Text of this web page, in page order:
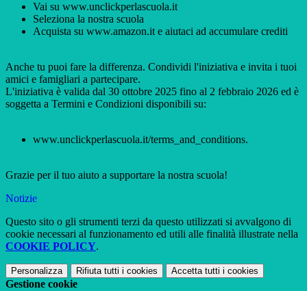
Vai su www.unclickperlascuola.it
Seleziona la nostra scuola
Acquista su www.amazon.it e aiutaci ad accumulare crediti
Anche tu puoi fare la differenza. Condividi l'iniziativa e invita i tuoi
amici e famigliari a partecipare.
L'iniziativa è valida dal 30 ottobre 2025 fino al 2 febbraio 2026 ed è
soggetta a Termini e Condizioni disponibili su:
www.unclickperlascuola.it/terms_and_conditions.
Grazie per il tuo aiuto a supportare la nostra scuola!
Notizie
Questo sito o gli strumenti terzi da questo utilizzati si avvalgono di
cookie necessari al funzionamento ed utili alle finalità illustrate nella
COOKIE POLICY.
Personalizza Rifiuta tutti i cookies Accetta tutti i cookies
Gestione cookie